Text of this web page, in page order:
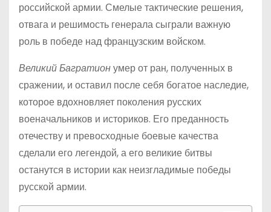
российской армии. Смелые тактические решения,
отвага и решимость генерала сыграли важную
роль в победе над французским войском.
Великий Багратионумер от ран, полученных в
сражении, и оставил после себя богатое наследие,
которое вдохновляет поколения русских
военачальников и историков. Его преданность
отечеству и превосходные боевые качества
сделали его легендой, а его великие битвы
останутся в истории как неизгладимые победы
русской армии.